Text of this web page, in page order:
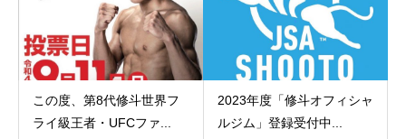
この度、第8代修斗世界フ
ライ級王者・UFCファ...
2023年度「修斗オフィシャ
ルジム」登録受付中...